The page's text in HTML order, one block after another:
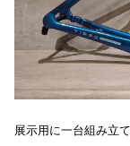
展示用に一台組み立